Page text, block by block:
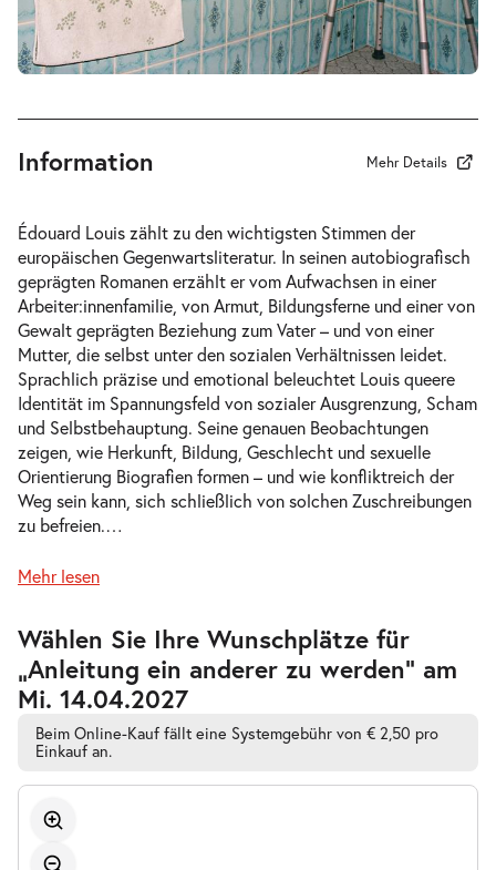
Anleitung ein anderer zu werden-
Do.
15.04.2027
Do. 15.04.2027
Tickets
Anleitung ein anderer zu werden-
Sa.
24.04.2027
Sa. 24.04.2027
19:30 Uhr
Tickets
Anleitung ein anderer zu werden-
Do.
29.04.2027
Do. 29.04.2027
19:30 Uhr
Tickets
Anleitung ein anderer zu werden -
Fr.
Fr. 21.05.2027
19:30 Uhr
Information Mehr Details
Édouard Louis zählt zu den wichtigsten Stimmen der
europäischen Gegenwartsliteratur. In seinen autobiografisch
geprägten Romanen erzählt er vom Aufwachsen in einer
Arbeiter:innenfamilie, von Armut, Bildungsferne und einer von
Gewalt geprägten Beziehung zum Vater – und von einer
Mutter, die selbst unter den sozialen Verhältnissen leidet.
Sprachlich präzise und emotional beleuchtet Louis queere
Identität im Spannungsfeld von sozialer Ausgrenzung, Scham
und Selbstbehauptung. Seine genauen Beobachtungen
zeigen, wie Herkunft, Bildung, Geschlecht und sexuelle
Orientierung Biografien formen – und wie konfliktreich der
Weg sein kann, sich schließlich von solchen Zuschreibungen
zu befreien.…
Mehr lesen
Wählen Sie Ihre Wunschplätze für
„Anleitung ein anderer zu werden” am
Mi. 14.04.2027
Beim Online-Kauf fällt eine Systemgebühr von € 2,50 pro
Einkauf an.
Zur
barrierefreien
automatischen
Bestplatzwahl